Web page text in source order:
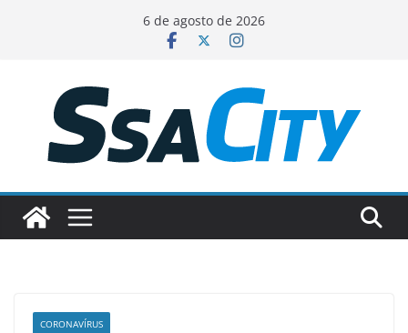
conteúdo
6 de agosto de 2026
CORONAVÍRUS